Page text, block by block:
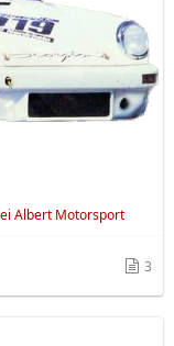
Albert Motorsport
3